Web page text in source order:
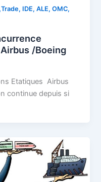
IDE, ALE, OMC,
/Boeing
Etatiques Airbus
continue depuis si